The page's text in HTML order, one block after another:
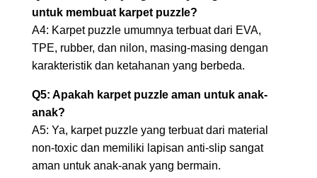
untuk membuat karpet puzzle?
A4: Karpet puzzle umumnya terbuat dari EVA,
TPE, rubber, dan nilon, masing-masing dengan
karakteristik dan ketahanan yang berbeda.
Q5: Apakah karpet puzzle aman untuk anak-
anak?
A5: Ya, karpet puzzle yang terbuat dari material
non-toxic dan memiliki lapisan anti-slip sangat
aman untuk anak-anak yang bermain.